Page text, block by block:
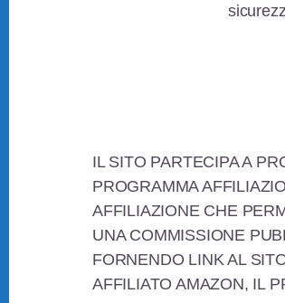
IL SITO PARTECIPA A
PROGRAMMA
AFFILIAZIONE CHE
UNA COMMISSIONE
FORNENDO LINK AL
AFFILIATO AMAZON, IL